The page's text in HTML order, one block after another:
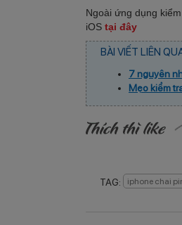
Ngoài ứng dụng
iOS tại đây
BÀI VIẾT LIÊN
7 nguyên
Mẹo kiểm
TAG: iphone chai